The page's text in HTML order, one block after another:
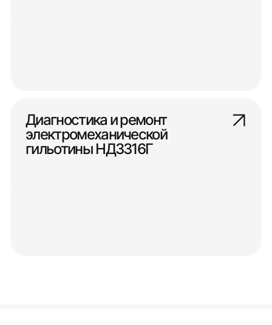
Диагностика и ремонт
электромеханической
гильотины НД3316Г